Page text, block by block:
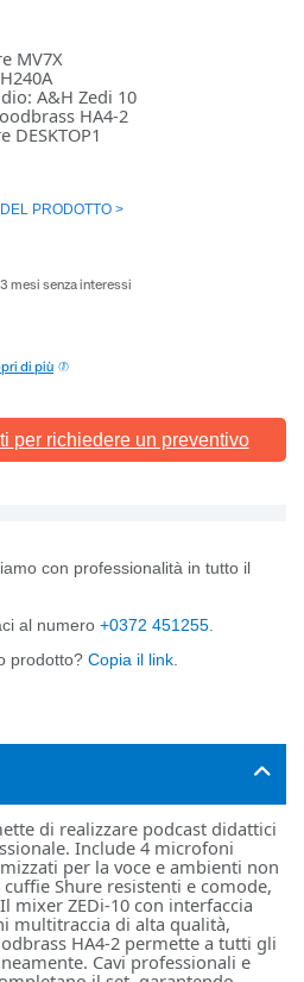
MV7X
A&H Zedi 10
HA4-2
DESKTOP1
PRODOTTO >
mesi senza interessi
di più
per richiedere un preventivo
con professionalità in tutto il
al numero +0372 451255
prodotto? Copia il link
di realizzare podcast didattici
Include 4 microfoni
per la voce e ambienti non
Shure resistenti e comode,
mixer ZEDi-10 con interfaccia
multitraccia di alta qualità,
HA4-2 permette a tutti gli
Cavi professionali e